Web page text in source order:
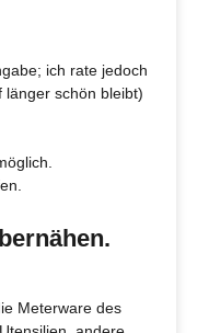
ich rate jedoch
länger schön bleibt)
Meterware des